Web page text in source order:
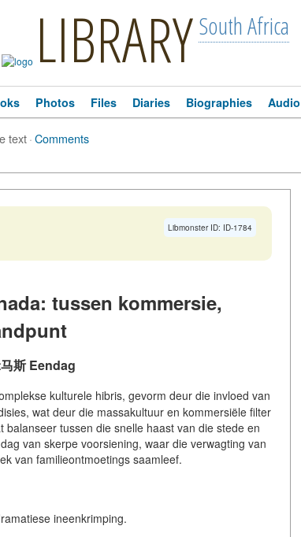
LIBRARY South Africa
Photos Files Diaries Biographies Audio
text·Comments
Libmonster ID: ID-1784
tussen kommersie,
斯 Eendag
kulturele hibris, gevorm deur die invloed van
wat deur die massakultuur en kommersiële filter
tussen die snelle haast van die stede en
van skerpe voorsiening, waar die verwagting van
van familieontmoetings saamleef.
ineenkrimping.